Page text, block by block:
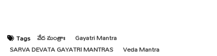
Tags వేద మంత్రాః
Gayatri Mantra
SARVA DEVATA GAYATRI MANTRAS
Veda Mantra